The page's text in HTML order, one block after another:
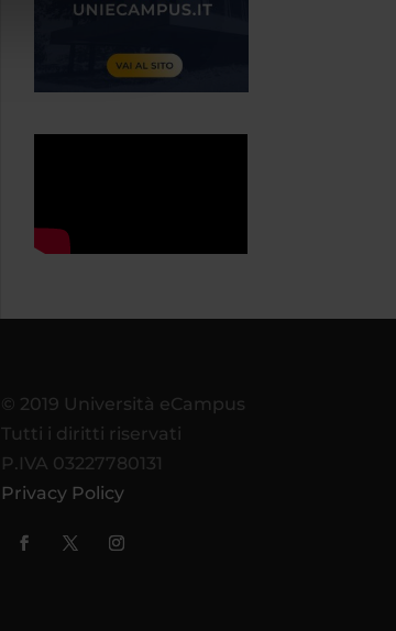
© 2019 Università eCampus
Tutti i diritti riservati
P.IVA 03227780131
Privacy Policy